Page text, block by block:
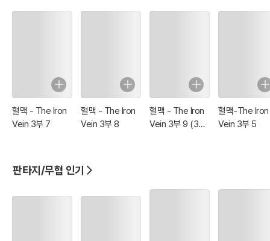
타사우프라는 필명으로 온라인상에서 10년째 작가활동 중입니다.
특정 세계관의 틀에 얽매이지 않고 저만의 스타일을 위해 직접출판을
중에 있습니다.
혈맥 - The Iron
Vein 3부 7
혈맥 - The Iron
Vein 3부 8
혈맥 - The Iron
Vein 3부 9 (3부
혈맥-The Iron
Vein 3부 5
판타지/무협 인기